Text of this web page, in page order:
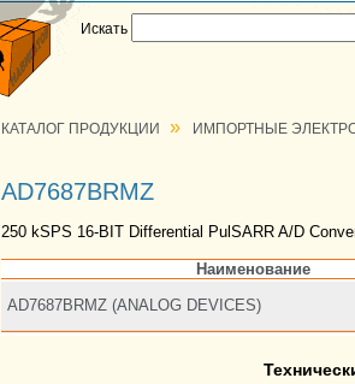
Искать
КАТАЛОГ ПРОДУКЦИИ » ИМПОРТНЫЕ
AD7687BRMZ
250 kSPS 16-BIT Differential PulSARR A/D
Наименование
AD7687BRMZ (ANALOG DEVICES)